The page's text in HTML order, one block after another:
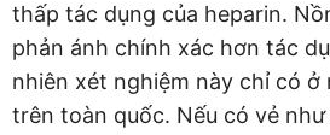
thấp tác dụng của heparin.
phản ánh chính xác hơn tác
nhiên xét nghiệm này chỉ có ở
trên toàn quốc. Nếu có vẻ như